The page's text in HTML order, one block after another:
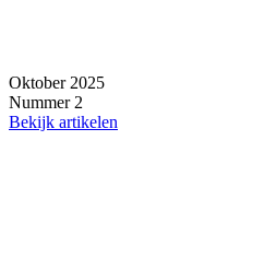
Oktober 2025
Nummer 2
Bekijk artikelen